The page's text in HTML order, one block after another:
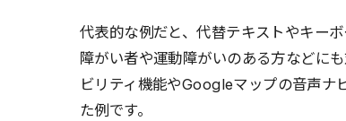
代表的な例だと、代替テキストやキー
障がい者や運動障がいのある方などに
ビリティ機能やGoogleマップの音声ナ
た例です。